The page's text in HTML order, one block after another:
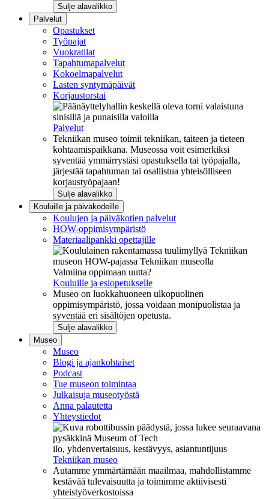
Sulje alavalikko
Palvelut
Opastukset
Työpajat
Vuokratilat
Tapahtumapalvelut
Kokoelmapalvelut
Lasten syntymäpäivät
Korjaustorstai
Palvelut
Tekniikan museo toimii tekniikan, taiteen ja tieteen
kohtaamispaikkana. Museossa voit esimerkiksi
syventää ymmärrystäsi opastuksella tai työpajalla,
järjestää tapahtuman tai osallistua yhteisölliseen
korjaustyöpajaan!
Sulje alavalikko
Kouluille ja päiväkodeille
Koulujen ja päiväkotien palvelut
HOW-oppimisympäristö
Materiaalipankki opettajille
Valmiina oppimaan uutta?
Kouluille ja esiopetukselle
Museo on luokkahuoneen ulkopuolinen
oppimisympäristö, jossa voidaan monipuolistaa ja
syventää eri sisältöjen opetusta.
Sulje alavalikko
Museo
Museo
Blogi ja ajankohtaiset
Podcast
Tue museon toimintaa
Julkaisuja museotyöstä
Anna palautetta
Yhteystiedot
ilo, yhdenvertaisuus, kestävyys, asiantuntijuus
Tekniikan museo
Autamme ymmärtämään maailmaa, mahdollistamme
kestävää tulevaisuutta ja toimimme aktiivisesti
yhteistyöverkostoissa